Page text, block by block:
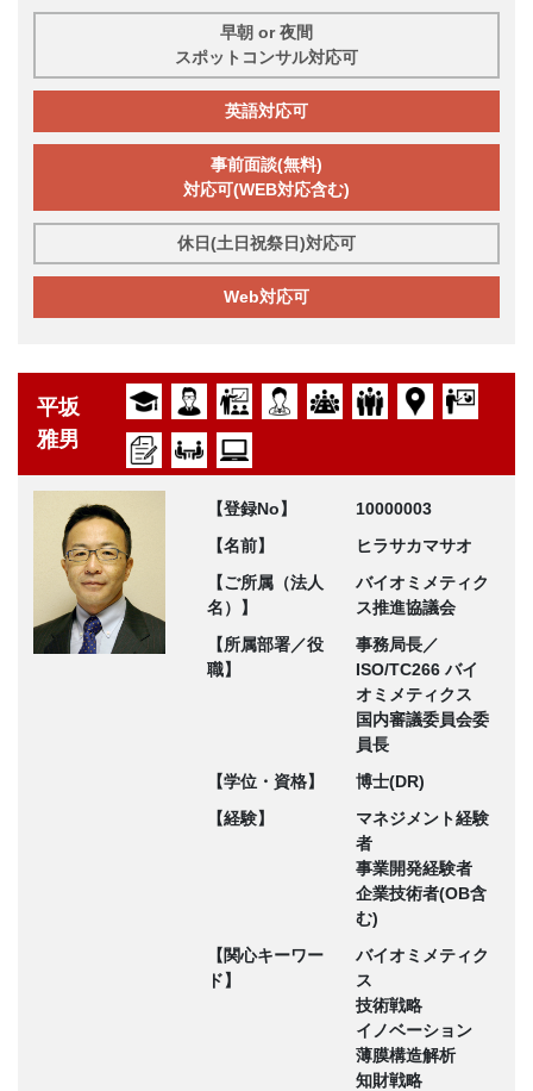
早朝 or 夜間
スポットコンサル対応可
英語対応可
事前面談(無料)
対応可(WEB対応含む)
休日(土日祝祭日)対応可
Web対応可
平坂
雅男
【登録No】
10000003
【名前】
ヒラサカマサオ
【ご所属（法人
名）】
バイオミメティク
ス推進協議会
【所属部署／役
職】
事務局長／
ISO/TC266 バイ
オミメティクス
国内審議委員会委
員長
【学位・資格】
博士(DR)
【経験】
マネジメント経験
者
事業開発経験者
企業技術者(OB含
む)
【関心キーワー
ド】
バイオミメティク
ス
技術戦略
イノベーション
薄膜構造解析
知財戦略